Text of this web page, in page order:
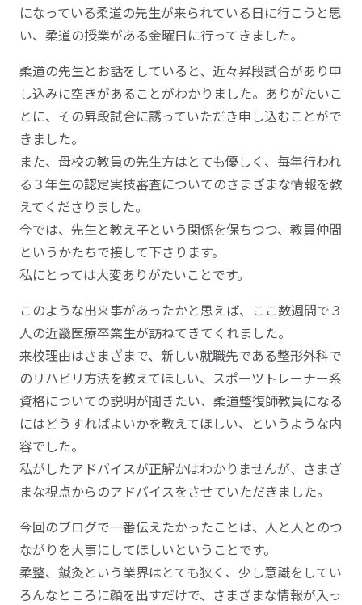
になっている柔道の先生が来られている日に行こうと思
い、柔道の授業がある金曜日に行ってきました。
柔道の先生とお話をしていると、近々昇段試合があり申
し込みに空きがあることがわかりました。ありがたいこ
とに、その昇段試合に誘っていただき申し込むことがで
きました。
また、母校の教員の先生方はとても優しく、毎年行われ
る３年生の認定実技審査についてのさまざまな情報を教
えてくださりました。
今では、先生と教え子という関係を保ちつつ、教員仲間
というかたちで接して下さります。
私にとっては大変ありがたいことです。
このような出来事があったかと思えば、ここ数週間で３
人の近畿医療卒業生が訪ねてきてくれました。
来校理由はさまざまで、新しい就職先である整形外科で
のリハビリ方法を教えてほしい、スポーツトレーナー系
資格についての説明が聞きたい、柔道整復師教員になる
にはどうすればよいかを教えてほしい、というような内
容でした。
私がしたアドバイスが正解かはわかりませんが、さまざ
まな視点からのアドバイスをさせていただきました。
今回のブログで一番伝えたかったことは、人と人とのつ
ながりを大事にしてほしいということです。
柔整、鍼灸という業界はとても狭く、少し意識をしてい
ろんなところに顔を出すだけで、さまざまな情報が入っ